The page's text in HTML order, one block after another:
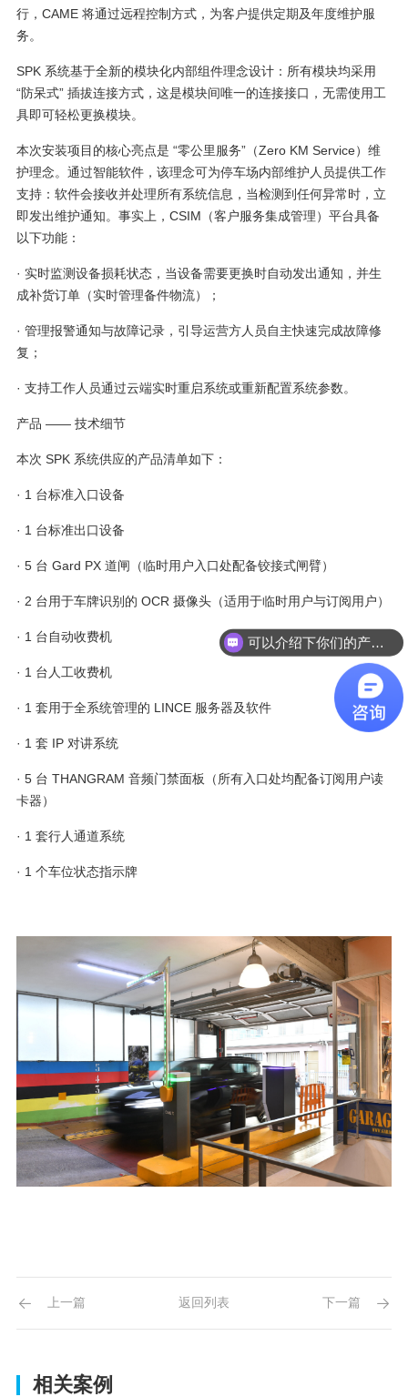
行，CAME 将通过远程控制方式，为客户提供定期及年度维护服
务。
SPK 系统基于全新的模块化内部组件理念设计：所有模块均采用
“防呆式” 插拔连接方式，这是模块间唯一的连接接口，无需使用工
具即可轻松更换模块。
本次安装项目的核心亮点是 “零公里服务”（Zero KM Service）维
护理念。通过智能软件，该理念可为停车场内部维护人员提供工作
支持：软件会接收并处理所有系统信息，当检测到任何异常时，立
即发出维护通知。事实上，CSIM（客户服务集成管理）平台具备
以下功能：
· 实时监测设备损耗状态，当设备需要更换时自动发出通知，并生
成补货订单（实时管理备件物流）；
· 管理报警通知与故障记录，引导运营方人员自主快速完成故障修
复；
· 支持工作人员通过云端实时重启系统或重新配置系统参数。
产品 —— 技术细节
本次 SPK 系统供应的产品清单如下：
· 1 台标准入口设备
· 1 台标准出口设备
· 5 台 Gard PX 道闸（临时用户入口处配备铰接式闸臂）
· 2 台用于车牌识别的 OCR 摄像头（适用于临时用户与订阅用户）
· 1 台自动收费机
· 1 台人工收费机
· 1 套用于全系统管理的 LINCE 服务器及软件
· 1 套 IP 对讲系统
· 5 台 THANGRAM 音频门禁面板（所有入口处均配备订阅用户读
卡器）
· 1 套行人通道系统
· 1 个车位状态指示牌
上一篇 返回列表 下一篇
相关案例
可以介绍下你们的产品么